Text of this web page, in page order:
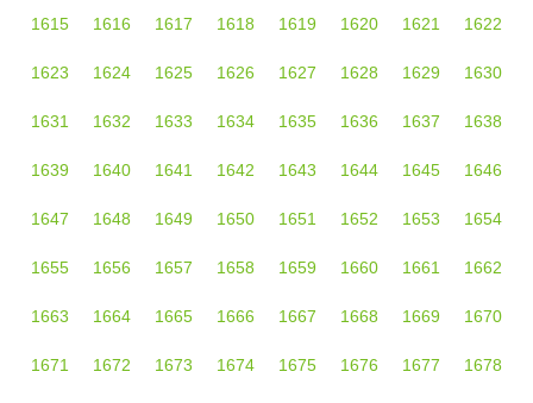
1615 1616 1617 1618 1619 1620 1621 1622
1623 1624 1625 1626 1627 1628 1629 1630
1631 1632 1633 1634 1635 1636 1637 1638
1639 1640 1641 1642 1643 1644 1645 1646
1647 1648 1649 1650 1651 1652 1653 1654
1655 1656 1657 1658 1659 1660 1661 1662
1663 1664 1665 1666 1667 1668 1669 1670
1671 1672 1673 1674 1675 1676 1677 1678